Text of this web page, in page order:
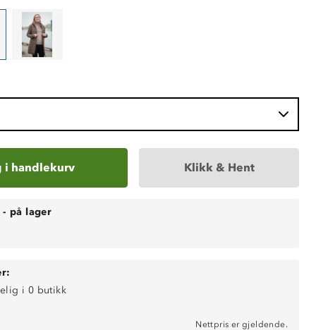
i handlekurv Klikk & Hent
- på lager
i 0 butikk
Nettpris er gjeldende.